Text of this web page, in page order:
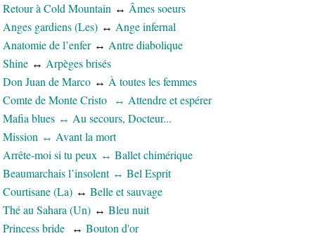
Retour à Cold Mountain ↔ Âmes soeurs
Anges gardiens (Les) ↔ Ange infernal
Anatomie de l’enfer ↔ Antre diabolique
Shine ↔ Arpèges brisés
Don Juan de Marco ↔ À toutes les femmes
Comte de Monte Cristo
↔ Attendre et espérer
Mafia blues ↔ Au secours, Docteur...
Mission ↔ Avant la mort
Arrête-moi si tu peux ↔ Ballet chimérique
Beaumarchais l’insolent ↔ Bel Esprit
Courtisane (La) ↔ Belle et sauvage
Thé au Sahara (Un) ↔ Bleu nuit
Princess bride
↔ Bouton d'or